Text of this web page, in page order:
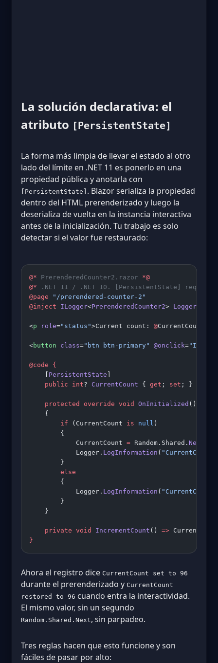
La solución declarativa: el
atributo [PersistentState]
La forma más limpia de llevar el estado al otro
lado del límite en .NET 11 es ponerlo en una
propiedad pública y anotarla con
[PersistentState] . Blazor serializa la propiedad
dentro del HTML prerenderizado y luego la
deserializa de vuelta en la instancia interactiva
antes de la inicialización. Tu trabajo es solo
detectar si el valor fue restaurado:
@* PrerenderedCounter2.razor *@
@* .NET 11 / .NET 10. [PersistentState]
@page "/prerendered-counter-2"
@inject ILogger<PrerenderedCounter2> Logger
<p role="status">Current count: @CurrentCount</
<button class="btn btn-primary" @onclick=
@code {
    [
PersistentState ]
    public
int? CurrentCount { get ; set ; }
    protected
override void OnInitialized ()
    {
        if
(CurrentCount is null )
        {
            CurrentCount
= Random.Shared. Next
            Logger.
LogInformation (
        }
        else
        {
            Logger.
LogInformation (
        }
    }
    private
void IncrementCount () =>
}
Ahora el registro dice CurrentCount set to 96
durante el prerenderizado y CurrentCount
restored to 96 cuando entra la interactividad.
El mismo valor, sin un segundo
Random.Shared.Next, sin parpadeo.
Tres reglas hacen que esto funcione y son
fáciles de pasar por alto: